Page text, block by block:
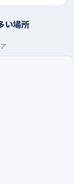
一交差点も同じく
は歩く人の姿を先
通勤の車がどっと
タショッピングセ
車場が広くて区画
る時間に白線に合
いなら、DCM滑川
い場所